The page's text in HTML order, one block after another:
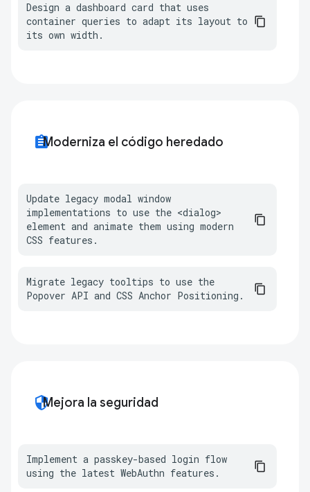
Design a dashboard card that uses
container queries to adapt its layout to
its own width.
assignmentModerniza el código heredado
Update legacy modal window
implementations to use the <dialog>
element and animate them using modern
CSS features.
Migrate legacy tooltips to use the
Popover API and CSS Anchor Positioning.
securityMejora la seguridad
Implement a passkey-based login flow
using the latest WebAuthn features.